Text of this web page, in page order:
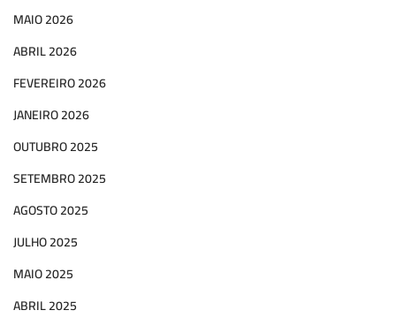
MAIO 2026
ABRIL 2026
FEVEREIRO 2026
JANEIRO 2026
OUTUBRO 2025
SETEMBRO 2025
AGOSTO 2025
JULHO 2025
MAIO 2025
ABRIL 2025